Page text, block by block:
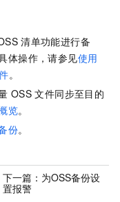
清单功能进行备
体操作，请参见使用
。
OSS 文件同步至目的
览。
份。
下一篇： 为OSS备份设
置报警